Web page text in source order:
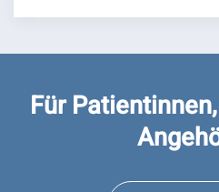
Für